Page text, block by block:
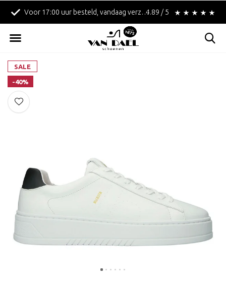
Voor 17:00 uur besteld, vandaag verzonden! Betaal achteraf met
4.89 / 5
SALE
-40%